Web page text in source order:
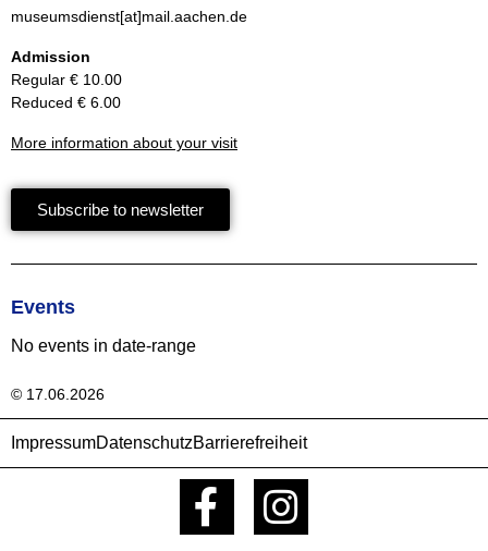
museumsdienst[at]mail.aachen.de
Admission
Regular € 10.00
Reduced € 6.00
More information about your visit
Subscribe to newsletter
Events
No events in date-range
© 17.06.2026
ImpressumDatenschutzBarrierefreiheit